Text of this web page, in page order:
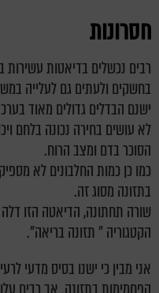
חסרונות
רבים נכשלים בדיאטות עשירות
בחשקים ולעתים גם לעלייה
ישנם הבדלים גדולים מאוד
לא עושים בחירה נכונה בלחם
הסוכר בדם ומצב הרוח.
כמו כן כמות החלבונים לא
בתזונה מסוג זה.
שורה תחתונה, הדיאטה הזו
הקטגוריה " תזונה בריאה".
אני מבין כי ישנו בסיס מדעי